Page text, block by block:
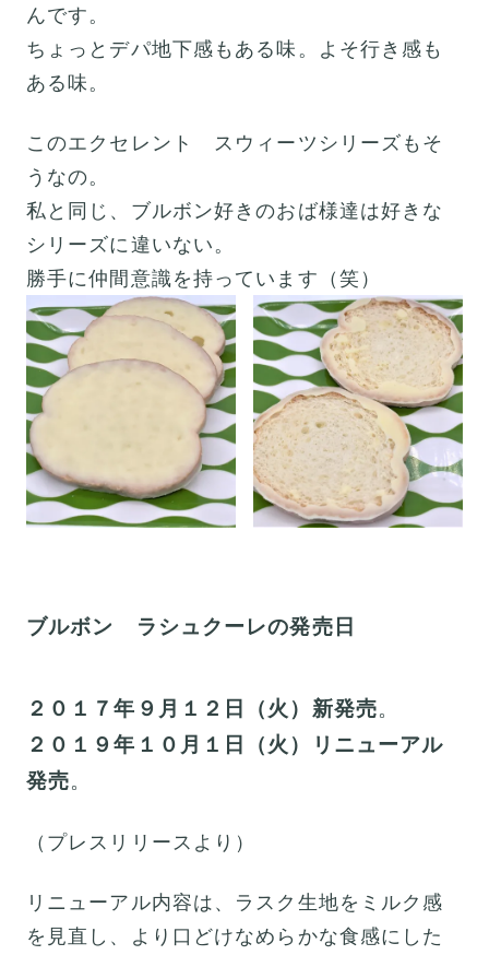
んです。
ちょっとデパ地下感もある味。よそ行き感も
ある味。
このエクセレント スウィーツシリーズもそ
うなの。
私と同じ、ブルボン好きのおば様達は好きな
シリーズに違いない。
勝手に仲間意識を持っています（笑）
ブルボン ラシュクーレの発売日
２０１７年９月１２日（火）新発売。
２０１９年１０月１日（火）リニューアル
発売。
（プレスリリースより）
リニューアル内容は、ラスク生地をミルク感
を見直し、より口どけなめらかな食感にした